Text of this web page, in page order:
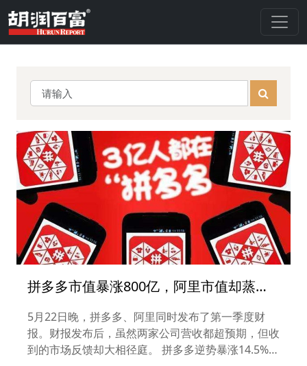
拼多多市值暴涨800亿，阿里市值却蒸发
2200亿！
5月22日晚，拼多多、阿里同时发布了第一季度财
报。财报发布后，虽然两家公司营收都超预期，但收
到的市场反馈却大相径庭。 拼多多逆势暴涨14.5%，